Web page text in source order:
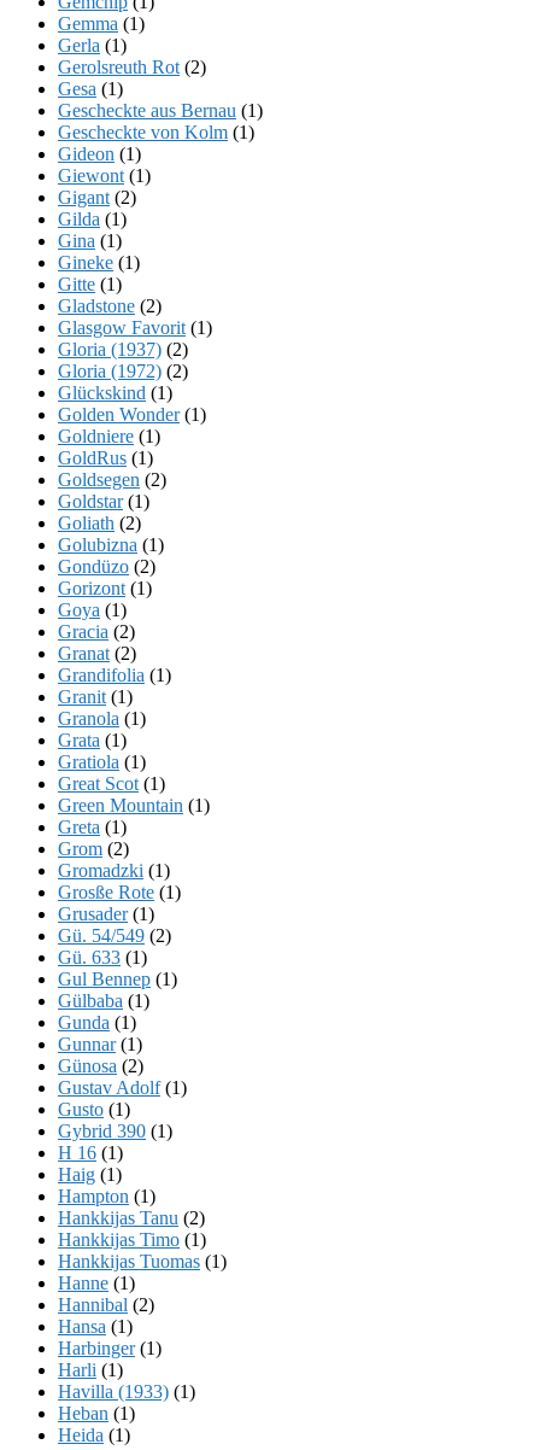
Gemma (1)
Gerla (1)
Gerolsreuth Rot (2)
Gesa (1)
Gescheckte aus Bernau (1)
Gescheckte von Kolm (1)
Gideon (1)
Giewont (1)
Gigant (2)
Gilda (1)
Gina (1)
Gineke (1)
Gitte (1)
Gladstone (2)
Glasgow Favorit (1)
Gloria (1937) (2)
Gloria (1972) (2)
Glückskind (1)
Golden Wonder(1)
Goldniere (1)
GoldRus (1)
Goldsegen (2)
Goldstar(1)
Goliath (2)
Golubizna (1)
Gondüzo (2)
Gorizont (1)
Goya (1)
Gracia (2)
Granat (2)
Grandifolia (1)
Granit (1)
Granola (1)
Grata (1)
Gratiola (1)
Great Scot (1)
Green Mountain (1)
Greta (1)
Grom (2)
Gromadzki (1)
Grosße Rote (1)
Grusader(1)
Gü. 54/549 (2)
Gü. 633 (1)
Gul Bennep (1)
Gülbaba (1)
Gunda (1)
Gunnar(1)
Günosa (2)
Gustav Adolf(1)
Gusto (1)
Gybrid 390 (1)
H 16 (1)
Haig (1)
Hampton (1)
Hankkijas Tanu (2)
Hankkijas Timo (1)
Hankkijas Tuomas (1)
Hanne (1)
Hannibal (2)
Hansa (1)
Harbinger(1)
Harli (1)
Havilla (1933) (1)
Heban (1)
Heida (1)